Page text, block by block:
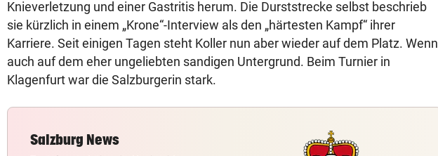
Knieverletzung und einer Gastritis herum. Die Durststrecke selbst beschrieb
sie kürzlich in einem „Krone“-Interview als den „härtesten Kampf“ ihrer
Karriere. Seit einigen Tagen steht Koller nun aber wieder auf dem Platz. Wenn
auch auf dem eher ungeliebten sandigen Untergrund. Beim Turnier in
Klagenfurt war die Salzburgerin stark.
Salzburg News